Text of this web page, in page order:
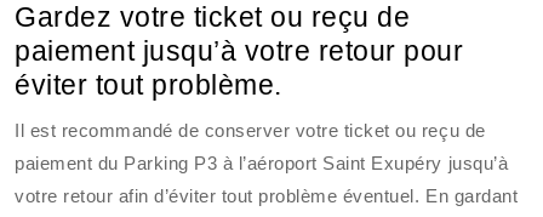
Gardez votre ticket ou reçu de
paiement jusqu’à votre retour pour
éviter tout problème.
Il est recommandé de conserver votre ticket ou reçu de
paiement du Parking P3 à l’aéroport Saint Exupéry jusqu’à
votre retour afin d’éviter tout problème éventuel. En gardant